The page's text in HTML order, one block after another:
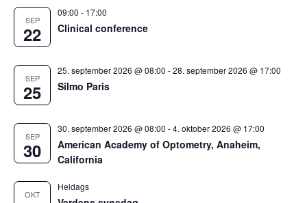
SEP
22
09:00 - 17:00
Clinical conference
SEP
25
25. september 2026 @ 08:00 -28. september 2026 @ 17:00
Silmo Paris
SEP
30
30. september 2026 @ 08:00 -4. oktober 2026 @ 17:00
American Academy of Optometry, Anaheim,
California
OKT
Heldags